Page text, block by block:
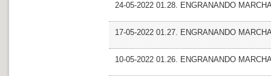
24-05-2022 01.28. ENGRANANDO
17-05-2022 01.27. ENGRANANDO
10-05-2022 01.26. ENGRANANDO